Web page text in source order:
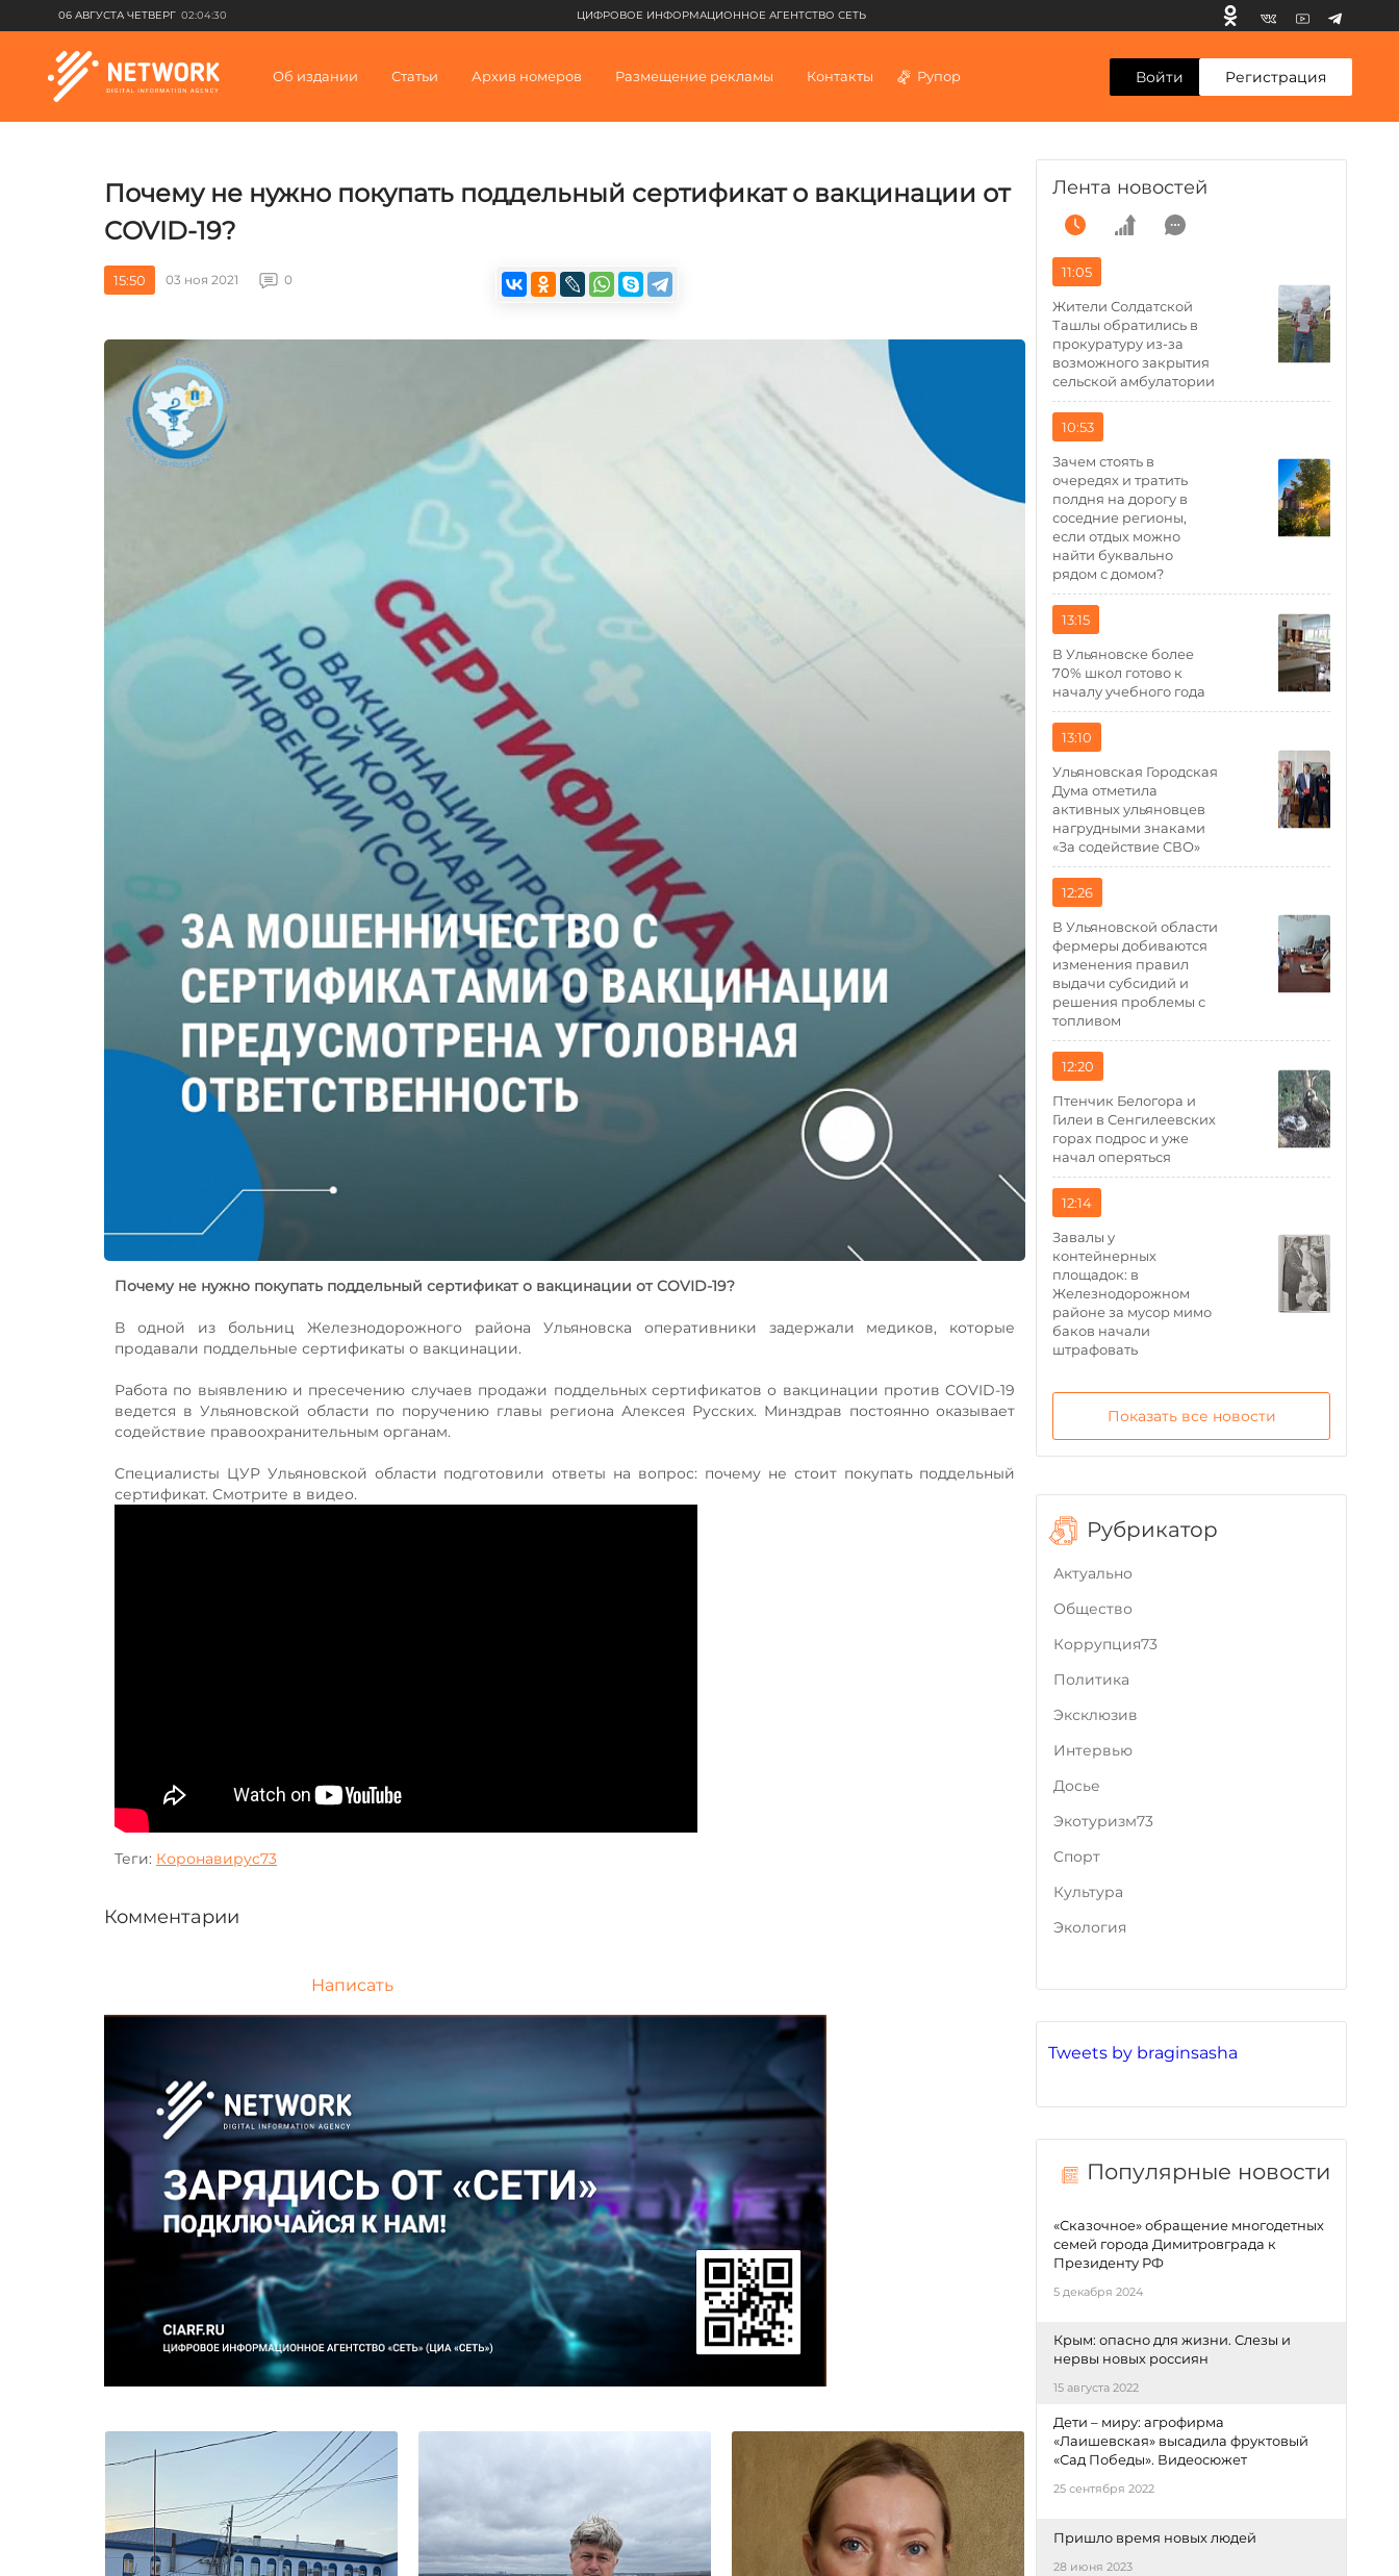
06 АВГУСТА ЧЕТВЕРГ 02:04:30 ЦИФРОВОЕ ИНФОРМАЦИОННОЕ АГЕНТСТВО СЕТЬ
Об издании Статьи Архив номеров Размещение рекламы Контакты Рупор Войти Регистрация
Почему не нужно покупать поддельный сертификат о вакцинации от
COVID-19?
15:50 03 ноя 2021 0
Почему не нужно покупать поддельный сертификат о вакцинации от COVID-19?
В одной из больниц Железнодорожного района Ульяновска оперативники задержали медиков, которые
продавали поддельные сертификаты о вакцинации.
Работа по выявлению и пресечению случаев продажи поддельных сертификатов о вакцинации против COVID-19
ведется в Ульяновской области по поручению главы региона Алексея Русских. Минздрав постоянно оказывает
содействие правоохранительным органам.
Специалисты ЦУР Ульяновской области подготовили ответы на вопрос: почему не стоит покупать поддельный
сертификат. Смотрите в видео.
Теги: Коронавирус73
Комментарии
Написать
Tweets by braginsasha
Популярные новости
«Сказочное» обращение многодетных
семей города Димитровграда к
Президенту РФ
5 декабря 2024
Крым: опасно для жизни. Слезы и
нервы новых россиян
15 августа 2022
Дети – миру: агрофирма
«Лаишевская» высадила фруктовый
«Сад Победы». Видеосюжет
25 сентября 2022
Пришло время новых людей
28 июня 2023
Лента новостей
11:05
Жители Солдатской
Ташлы обратились в
прокуратуру из-за
возможного закрытия
сельской амбулатории
10:53
Зачем стоять в
очередях и тратить
полдня на дорогу в
соседние регионы,
если отдых можно
найти буквально
рядом с домом?
13:15
В Ульяновске более
70% школ готово к
началу учебного года
13:10
Ульяновская Городская
Дума отметила
активных ульяновцев
нагрудными знаками
«За содействие СВО»
12:26
В Ульяновской области
фермеры добиваются
изменения правил
выдачи субсидий и
решения проблемы с
топливом
12:20
Птенчик Белогора и
Гилеи в Сенгилеевских
горах подрос и уже
начал оперяться
12:14
Завалы у
контейнерных
площадок: в
Железнодорожном
районе за мусор мимо
баков начали
штрафовать
Показать все новости
Рубрикатор
Актуально
Общество
Коррупция73
Политика
Эксклюзив
Интервью
Досье
Экотуризм73
Cпорт
Культура
Экология